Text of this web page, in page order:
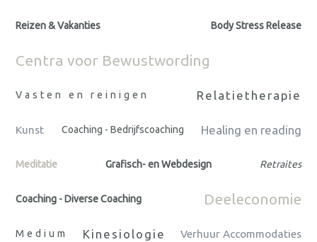
Reizen & Vakanties Body Stress Release
Centra voor Bewustwording
Vasten en reinigen Relatietherapie
Kunst Coaching - Bedrijfscoaching Healing en reading
Meditatie Grafisch- en Webdesign Retraites
Coaching - Diverse Coaching Deeleconomie
Medium Kinesiologie Verhuur Accommodaties